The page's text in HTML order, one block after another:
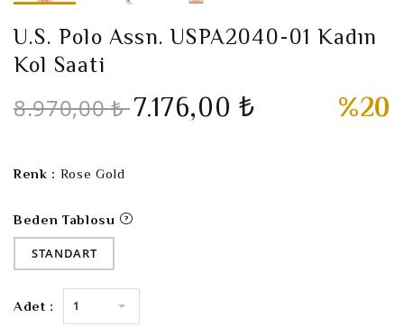
U.S. Polo Assn. USPA2040-01 Kadın
Kol Saati
8.970,00 ₺7.176,00 ₺ %20
Renk : Rose Gold
Beden Tablosu
STANDART
Adet : 1